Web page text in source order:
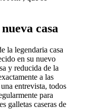
casa
la legendaria casa
en su nuevo
y reducida de la
a las
entrevista, todos
para
galletas caseras de